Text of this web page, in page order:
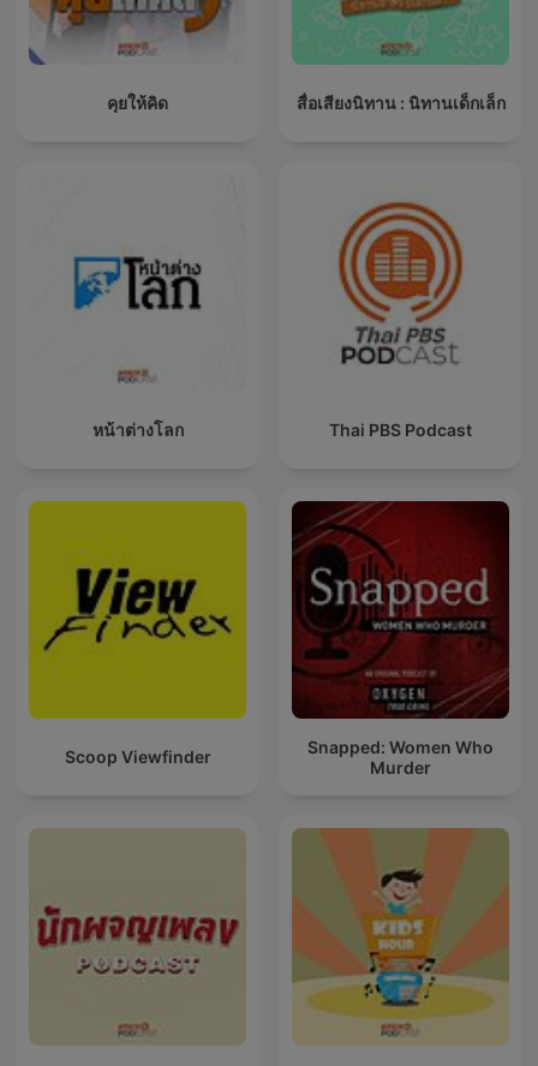
คุยให้คิด สื่อเสียงนิทาน : นิทานเด็กเล็ก
หน้าต่างโลก Thai PBS Podcast
Scoop Viewfinder
Snapped: Women Who
Murder